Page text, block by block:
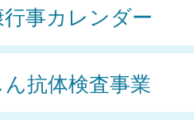
事カレンダー
抗体検査事業